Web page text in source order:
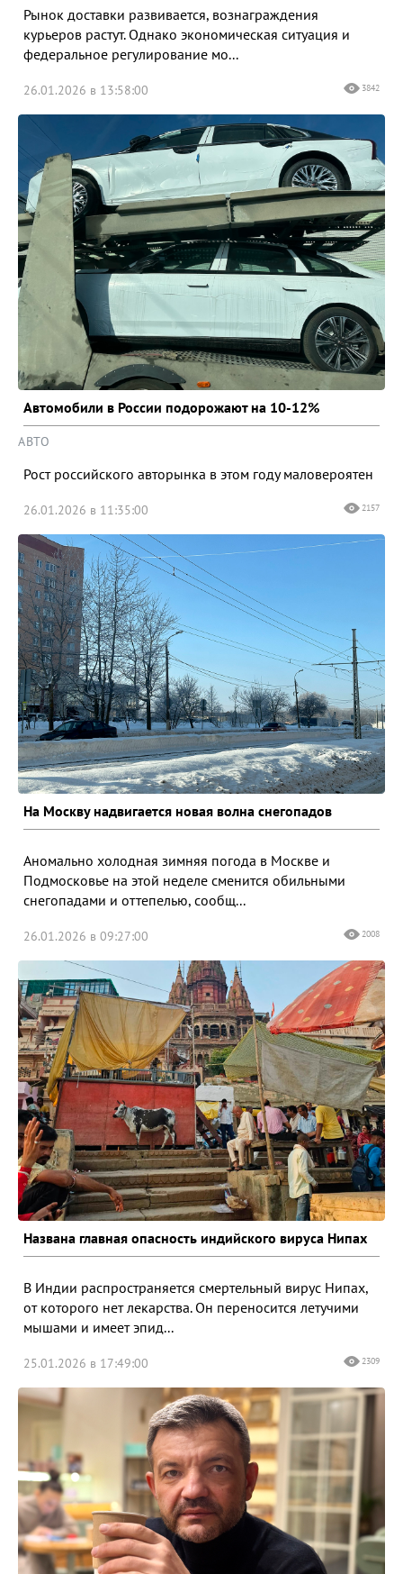
Рынок доставки развивается, вознаграждения
курьеров растут. Однако экономическая ситуация и
федеральное регулирование мо...
26.01.2026 в 13:58:00 3842
Автомобили в России подорожают на 10-12%
АВТО
Рост российского авторынка в этом году маловероятен
26.01.2026 в 11:35:00 2157
На Москву надвигается новая волна снегопадов
Аномально холодная зимняя погода в Москве и
Подмосковье на этой неделе сменится обильными
снегопадами и оттепелью, сообщ...
26.01.2026 в 09:27:00 2008
Названа главная опасность индийского вируса Нипах
В Индии распространяется смертельный вирус Нипах,
от которого нет лекарства. Он переносится летучими
мышами и имеет эпид...
25.01.2026 в 17:49:00 2309